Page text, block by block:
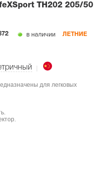
TH202 205/50
в наличии ЛЕТНИЕ
для легковых